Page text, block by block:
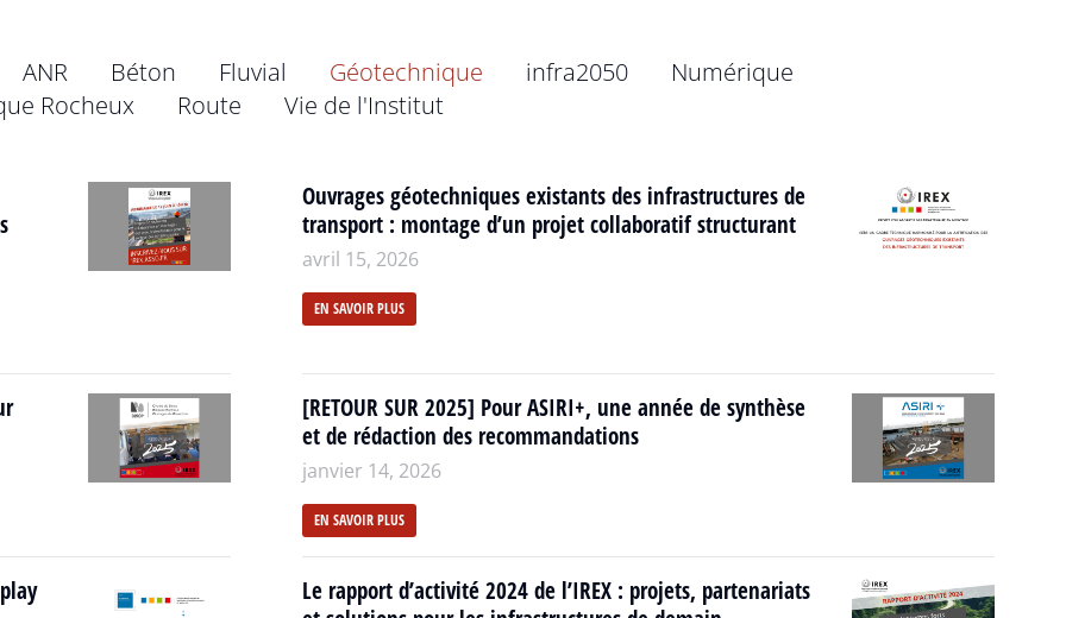
ANR Béton Fluvial Géotechnique infra2050
Numérique
Rocheux
Route Vie de l'Institut
Ouvrages géotechniques existants des infrastructures de
transport : montage d’un projet collaboratif structurant
avril 15, 2026
EN SAVOIR PLUS
[RETOUR SUR 2025] Pour ASIRI+, une année de synthèse
et de rédaction des recommandations
janvier 14, 2026
EN SAVOIR PLUS
Le rapport d’activité 2024 de l’IREX : projets, partenariats